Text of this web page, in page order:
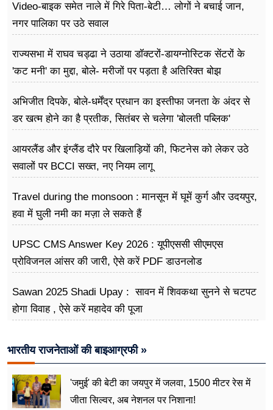
Video-बाइक समेत नाले में गिरे पिता-बेटी… लोगों ने बचाई जान,
नगर पालिका पर उठे सवाल
राज्यसभा में राघव चड्ढा ने उठाया डॉक्टरों-डायग्नोस्टिक सेंटरों के
'कट मनी' का मुद्दा, बोले- मरीजों पर पड़ता है अ​तिरिक्त बोझ
अभिजीत दिपके, बोले-धर्मेंद्र प्रधान का इस्तीफा जनता के अंदर से
डर खत्म होने का है प्रतीक, सितंबर से चलेगा 'बोलती पब्लिक'
आयरलैंड और इंग्लैंड दौरे पर खिलाड़ियों की, फिटनेस को लेकर उठे
सवालों पर BCCI सख्त, नए नियम लागू
Travel during the monsoon : मानसून में घूमें कुर्ग और उदयपुर,
हवा में घुली नमी का मज़ा ले सकते हैं
UPSC CMS Answer Key 2026 : यूपीएससी सीएमएस
प्रोविजनल आंसर की जारी, ऐसे करें PDF डाउनलोड
Sawan 2025 Shadi Upay : सावन में शिवकथा सुनने से चटपट
होगा विवाह , ऐसे करें महादेव की पूजा
भारतीय राजनेताओं की बाइआग्रफी »
'जमुई' की बेटी का जयपुर में जलवा, 1500 मीटर रेस में
जीता सिल्वर, अब नेशनल पर निशाना!